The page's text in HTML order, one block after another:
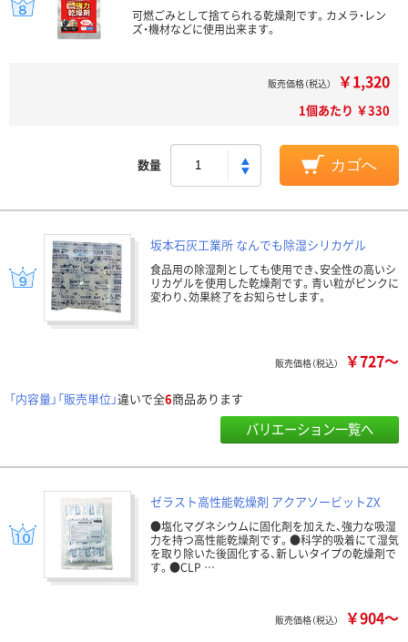
可燃ごみとして捨てられる乾燥剤です。カメラ・レン
ズ・機材などに使用出来ます。
販売価格（税込） ￥1,320
1個あたり ￥330
数量 カゴへ
坂本石灰工業所 なんでも除湿シリカゲル
食品用の除湿剤としても使用でき、安全性の高いシ
リカゲルを使用した乾燥剤です。青い粒がピンクに
変わり、効果終了をお知らせします。
販売価格（税込） ￥727～
「内容量」「販売単位」違いで全6商品あります
バリエーション一覧へ
ゼラスト高性能乾燥剤 アクアソービットZX
●塩化マグネシウムに固化剤を加えた、強力な吸湿
力を持つ高性能乾燥剤です。●科学的吸着にて湿気
を取り除いた後固化する、新しいタイプの乾燥剤で
す。●CLP …
販売価格（税込） ￥904～